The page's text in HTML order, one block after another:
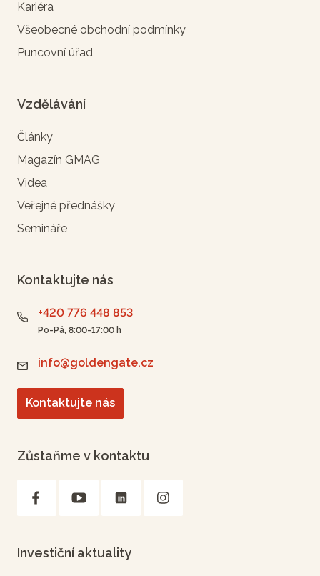
Kariéra
Všeobecné obchodní podmínky
Puncovní úřad
Vzdělávání
Články
Magazín GMAG
Videa
Veřejné přednášky
Semináře
Kontaktujte nás
+420 776 448 853
Po-Pá, 8:00-17:00 h
info@goldengate.cz
Kontaktujte nás
Zůstaňme v kontaktu
Investiční aktuality